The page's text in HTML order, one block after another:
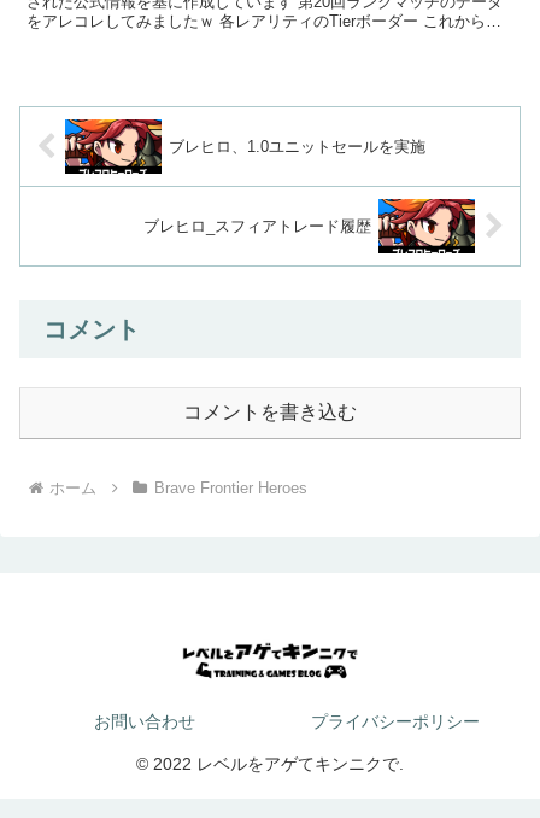
をアレコレしてみましたｗ 各レアリティのTierボーダー これから表
ブレヒロ、1.0ユニットセールを実施
ブレヒロ_スフィアトレード履歴
コメント
コメントを書き込む
ホーム Brave Frontier Heroes
お問い合わせ プライバシーポリシー
© 2022 レベルをアゲてキンニクで.